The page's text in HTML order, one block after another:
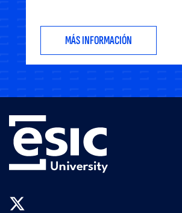
MÁS INFORMACIÓN